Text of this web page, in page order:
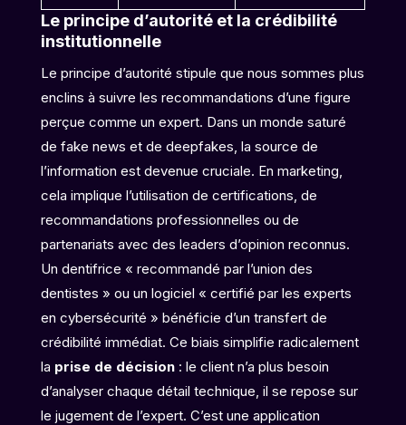
Le principe d’autorité et la crédibilité
institutionnelle
Le principe d’autorité stipule que nous sommes plus
enclins à suivre les recommandations d’une figure
perçue comme un expert. Dans un monde saturé
de fake news et de deepfakes, la source de
l’information est devenue cruciale. En marketing,
cela implique l’utilisation de certifications, de
recommandations professionnelles ou de
partenariats avec des leaders d’opinion reconnus.
Un dentifrice « recommandé par l’union des
dentistes » ou un logiciel « certifié par les experts
en cybersécurité » bénéficie d’un transfert de
crédibilité immédiat. Ce biais simplifie radicalement
la prise de décision: le client n’a plus besoin
d’analyser chaque détail technique, il se repose sur
le jugement de l’expert. C’est une application